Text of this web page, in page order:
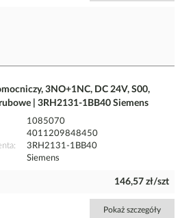
3NO+1NC, DC 24V, S00,
| 3RH2131-1BB40 Siemens
1085070
4011209848450
3RH2131-1BB40
Siemens
146,57 zł/szt
Pokaż szczegóły